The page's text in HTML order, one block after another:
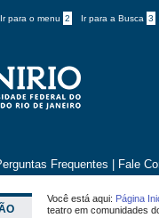
Ir para o menu 2 Ir para a Busca 3
Frequentes Fale
Você está aqui: Página
teatro em comunidades